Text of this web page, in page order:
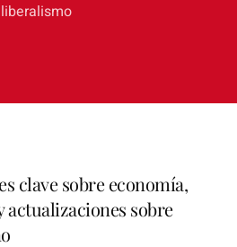
liberalismo
clave sobre economía,
sobre